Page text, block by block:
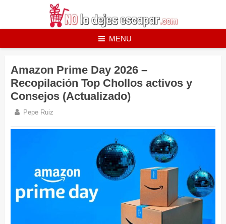
MENU
Amazon Prime Day 2026 –
Recopilación Top Chollos activos y
Consejos (Actualizado)
Pepe Ruiz